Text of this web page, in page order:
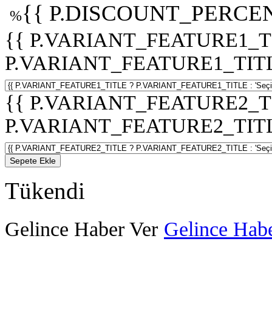
%{{
{{
{{
Sepete Ekle
Tükendi
Gelince Haber Ver Gelince